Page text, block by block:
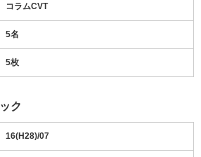
コラムCVT
5名
5枚
ク
16(H28)/07